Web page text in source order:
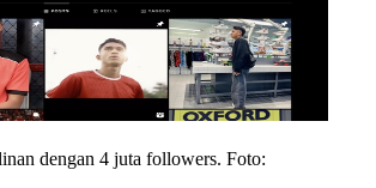
dengan 4 juta followers. Foto: